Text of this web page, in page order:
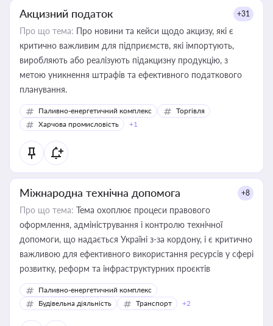
Акцизний податок +31
Про що тема: Про новини та кейси щодо акцизу, які є
критично важливим для підприємств, які імпортують,
виробляють або реалізують підакцизну продукцію, з
метою уникнення штрафів та ефективного податкового
планування.
Паливно-енергетичний комплекс
Торгівля
Харчова промисловість
+1
Міжнародна технічна допомога +8
Про що тема: Тема охоплює процеси правового
оформлення, адміністрування і контролю технічної
допомоги, що надається Україні з-за кордону, і є критично
важливою для ефективного використання ресурсів у сфері
розвитку, реформ та інфраструктурних проєктів
Паливно-енергетичний комплекс
Будівельна діяльність
Транспорт +2